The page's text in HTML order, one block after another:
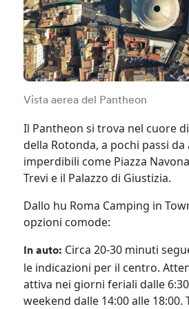
Vista aerea del Pantheon
Il Pantheon si trova nel cuore
della Rotonda, a pochi passi
imperdibili come Piazza
Trevi e il Palazzo di Giustizia.
Dallo hu Roma Camping in
opzioni comode:
In auto: Circa 20-30 minuti
le indicazioni per il centro.
attiva nei giorni feriali dalle
weekend dalle 14:00 alle 18:00.